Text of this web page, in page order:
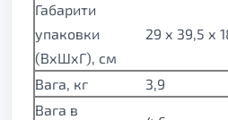
Габарити
упаковки
(ВхШхГ), см
29 х 39,5 х
Вага, кг
3,9
Вага в